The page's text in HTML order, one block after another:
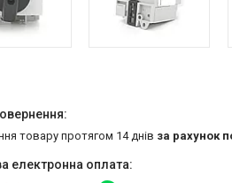
товару протягом 14 днів за рахунок